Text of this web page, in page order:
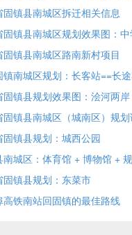
固镇县南城区拆迁相关信息
固镇县南城区规划效果图：
固镇县南城区路南新村项目
镇南城区规划：长客站==长
固镇县规划效果图：浍河两岸
固镇县南城区（城南区）规
固镇县规划：城西公园
南城区：体育馆 + 博物馆 +
固镇县规划：东菜市
高铁南站回固镇的最佳路线